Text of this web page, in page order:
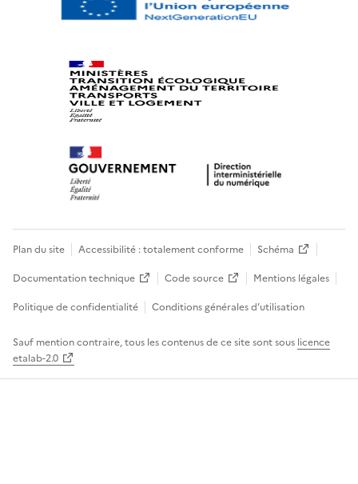
Plan du site Accessibilité : totalement conforme
Schéma
Documentation technique
Code source
Mentions légales
Politique de confidentialité
Conditions générales d’utilisation
Sauf mention contraire, tous les contenus de ce site sont sous licence
etalab-2.0